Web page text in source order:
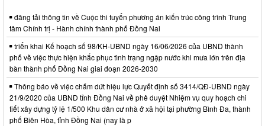
đăng tải thông tin về Cuộc thi tuyển phương án kiến trúc công trình Trung
tâm Chính trị - Hành chính thành phố Đồng Nai
triển khai Kế hoạch số 98/KH-UBND ngày 16/06/2026 của UBND thành
phố về việc thực hiện khắc phục tình trạng ngập nước khi mưa lớn trên địa
bàn thành phố Đồng Nai giai đoạn 2026-2030
Thông báo về việc chấm dứt hiệu lực Quyết định số 3414/QĐ-UBND ngày
21/9/2020 của UBND tỉnh Đồng Nai về phê duyệt Nhiệm vụ quy hoạch chi
tiết xây dựng tỷ lệ 1/500 Khu dân cư nhà ở xã hội tại phường Bình Đa, thành
phố Biên Hòa, tỉnh Đồng Nai (nay là p